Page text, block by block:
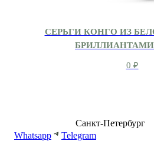
СЕРЬГИ КОНГО ИЗ
БРИЛЛИАНТАМИ
0 ₽
Санкт-Петербург
Whatsapp
Telegram